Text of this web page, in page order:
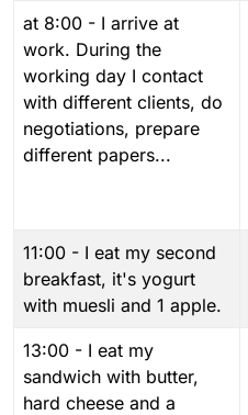
at 8:00 - I arrive at
work. During the
working day I contact
with different clients, do
negotiations, prepare
different papers...
11:00 - I eat my second
breakfast, it's yogurt
with muesli and 1 apple.
13:00 - I eat my
sandwich with butter,
hard cheese and a